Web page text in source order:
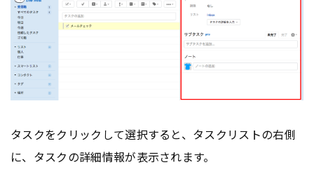
タスクをクリックして選択すると、タスクリストの右側
に、タスクの詳細情報が表示されます。